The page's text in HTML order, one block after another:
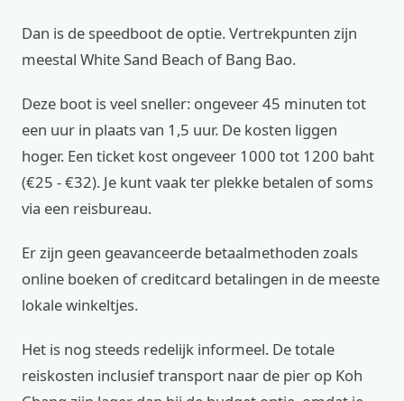
Dan is de speedboot de optie. Vertrekpunten zijn
meestal White Sand Beach of Bang Bao.
Deze boot is veel sneller: ongeveer 45 minuten tot
een uur in plaats van 1,5 uur. De kosten liggen
hoger. Een ticket kost ongeveer 1000 tot 1200 baht
(€25 - €32). Je kunt vaak ter plekke betalen of soms
via een reisbureau.
Er zijn geen geavanceerde betaalmethoden zoals
online boeken of creditcard betalingen in de meeste
lokale winkeltjes.
Het is nog steeds redelijk informeel. De totale
reiskosten inclusief transport naar de pier op Koh